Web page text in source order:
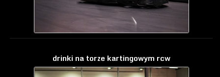
drinki na torze kartingowym rcw